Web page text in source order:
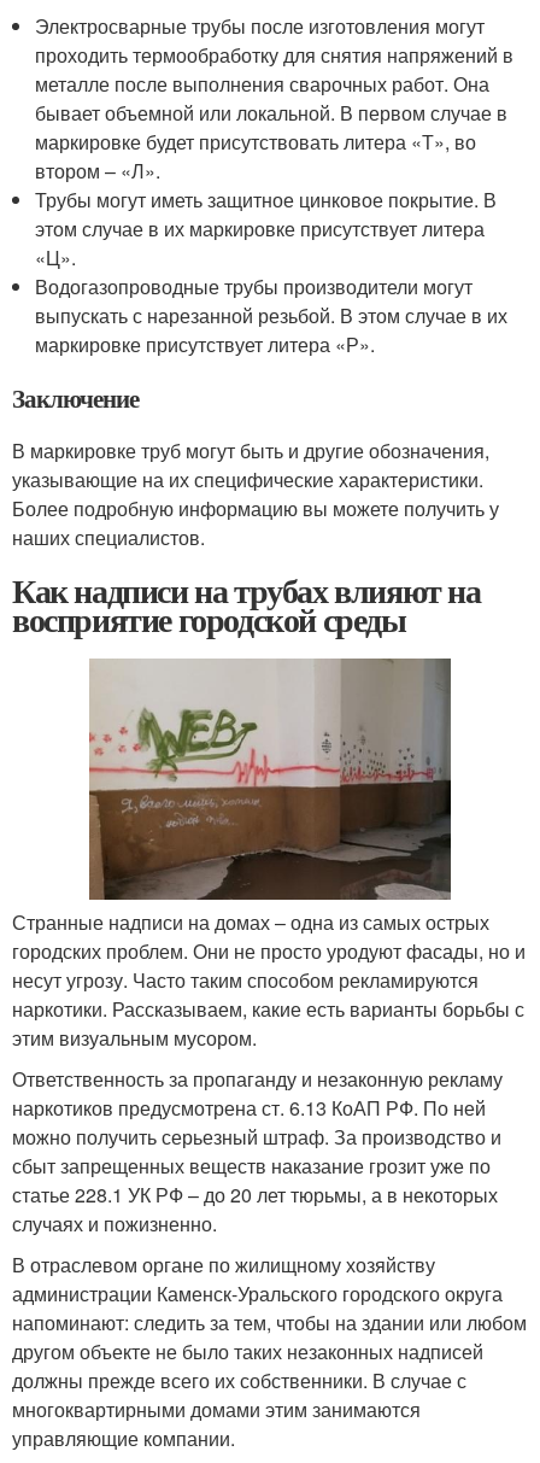
Электросварные трубы после изготовления могут
проходить термообработку для снятия напряжений в
металле после выполнения сварочных работ. Она
бывает объемной или локальной. В первом случае в
маркировке будет присутствовать литера «Т», во
втором – «Л».
Трубы могут иметь защитное цинковое покрытие. В
этом случае в их маркировке присутствует литера
«Ц».
Водогазопроводные трубы производители могут
выпускать с нарезанной резьбой. В этом случае в их
маркировке присутствует литера «Р».
Заключение
В маркировке труб могут быть и другие обозначения,
указывающие на их специфические характеристики.
Более подробную информацию вы можете получить у
наших специалистов.
Как надписи на трубах влияют на
восприятие городской среды
Странные надписи на домах – одна из самых острых
городских проблем. Они не просто уродуют фасады, но и
несут угрозу. Часто таким способом рекламируются
наркотики. Рассказываем, какие есть варианты борьбы с
этим визуальным мусором.
Ответственность за пропаганду и незаконную рекламу
наркотиков предусмотрена ст. 6.13 КоАП РФ. По ней
можно получить серьезный штраф. За производство и
сбыт запрещенных веществ наказание грозит уже по
статье 228.1 УК РФ – до 20 лет тюрьмы, а в некоторых
случаях и пожизненно.
В отраслевом органе по жилищному хозяйству
администрации Каменск-Уральского городского округа
напоминают: следить за тем, чтобы на здании или любом
другом объекте не было таких незаконных надписей
должны прежде всего их собственники. В случае с
многоквартирными домами этим занимаются
управляющие компании.